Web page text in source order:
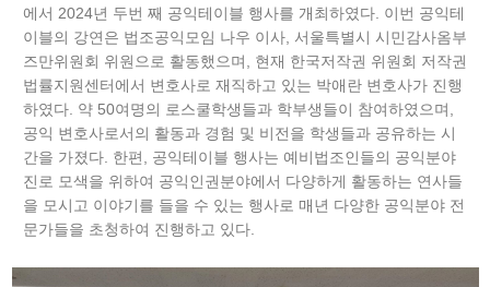
에서 2024년 두번 째 공익테이블 행사를 개최하였다. 이번 공익테
이블의 강연은 법조공익모임 나우 이사, 서울특별시 시민감사옴부
즈만위원회 위원으로 활동했으며, 현재 한국저작권 위원회 저작권
법률지원센터에서 변호사로 재직하고 있는 박애란 변호사가 진행
하였다. 약 50여명의 로스쿨학생들과 학부생들이 참여하였으며,
공익 변호사로서의 활동과 경험 및 비전을 학생들과 공유하는 시
간을 가졌다. 한편, 공익테이블 행사는 예비법조인들의 공익분야
진로 모색을 위하여 공익인권분야에서 다양하게 활동하는 연사들
을 모시고 이야기를 들을 수 있는 행사로 매년 다양한 공익분야 전
문가들을 초청하여 진행하고 있다.